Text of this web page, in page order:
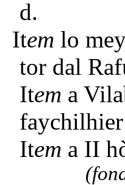
d.
Item lo
tor dal
Item a
Item a II